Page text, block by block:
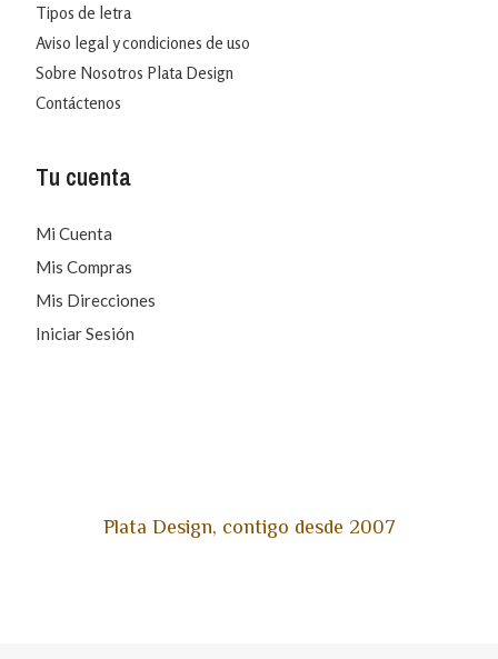
Tipos de letra
Aviso legal y condiciones de uso
Sobre Nosotros Plata Design
Contáctenos
Tu cuenta
Mi Cuenta
Mis Compras
Mis Direcciones
Iniciar Sesión
Plata Design, contigo desde 2007